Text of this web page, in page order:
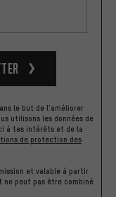
le but de l'améliorer
utilisons les données de
à tes intérêts et de la
de protection des
et valable à partir
ne peut pas être combiné